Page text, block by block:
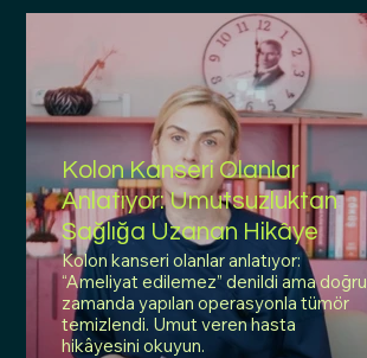
Kolon Kanseri Olanlar
Anlatıyor: Umutsuzluktan
Sağlığa Uzanan Hikâye
Kolon kanseri olanlar anlatıyor:
“Ameliyat edilemez” denildi ama doğru
zamanda yapılan operasyonla tümör
temizlendi. Umut veren hasta
hikâyesini okuyun.